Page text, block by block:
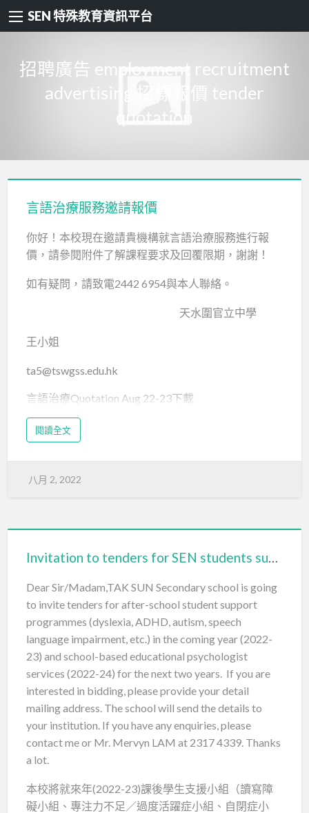
SEN 特殊教育資訊平台
招聘廣告 employment recruitment
advertising 招標報價 tender
quotation
言語治療服務邀請報價
你好！本校現在邀請貴機構就言語治療服務進行報
價，請參閱附件了解課程要求及回覆限期，謝謝！
如有疑問，請致電2442 6954與本人聯絡。
天水圍官立中學
王小姐
ta5@tswgss.edu.hk
言語治療Quotation Aug 22-23下載
閱讀全文
八月 2, 2022
Invitation to tenders for SEN students support services
Dear Sir/Madam,TAK SUN Secondary school is going
to invite tenders for after-school student support
programmes (dyslexia, ADHD, autism, speech
language impairment, etc.) in the coming year (2022-
23) and school-based educational psychologist
services (2022-24) for the next two years. If you are
interested in bidding, please provide your detail
mailing address. The school will send the details to
your institution. If you have any enquiries, please
contact me or Mr. Mervyn LAM at 2317 4339. Thanks
a lot.
本校將就來年(2022-23)課後學生支援小組（讀寫障
礙小組、專注力不足／過度活躍症小組、自閉症小